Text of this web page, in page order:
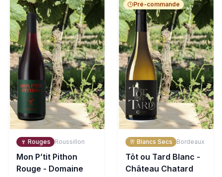
🍷 Rouges Roussillon
Mon P’tit Pithon
Rouge - Domaine
Pré-commande
🥂 Blancs Secs Bordeaux
Tôt ou Tard Blanc -
Château Chatard